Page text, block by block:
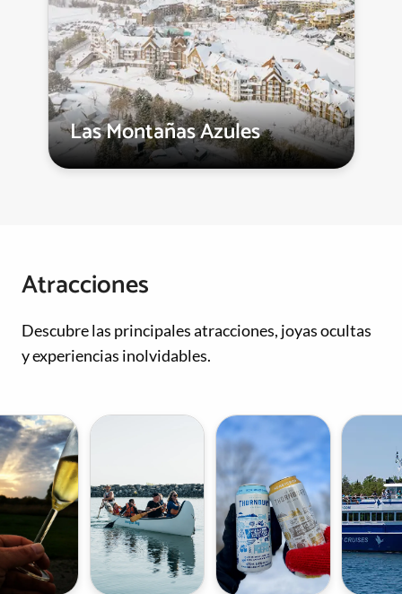
Las Montañas Azules
Atracciones
Descubre las principales atracciones, joyas ocultas
y experiencias inolvidables.
d
r
a
G
r
P
r
o
y
e
t
T
o
r
n
b
u